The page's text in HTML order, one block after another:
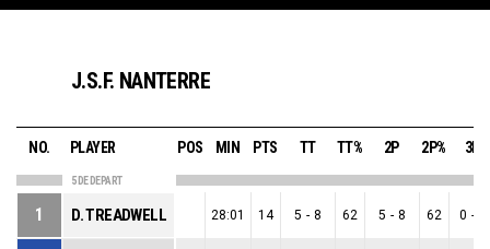
J.S.F. NANTERRE
NO. PLAYER POS MIN PTS TT TT% 2P 2P% 3P
5 DE DEPART
1 D. TREADWELL 28:01 14 5 - 8 62 5 - 8 62 0 -